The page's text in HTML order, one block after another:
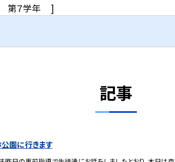
第７学年 ]
記事
園に行きます